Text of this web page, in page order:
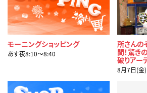
モーニングショッピング
あす夜8:10〜8:40
所さんの
間！驚き
破りアー
8月7日(金